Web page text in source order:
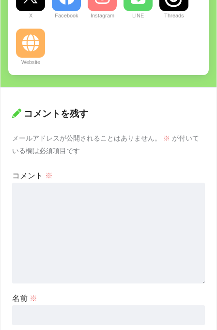
X Facebook Instagram LINE Threads
Website
コメントを残す
メールアドレスが公開されることはありません。 ※ が付いて
いる欄は必須項目です
コメント ※
名前 ※